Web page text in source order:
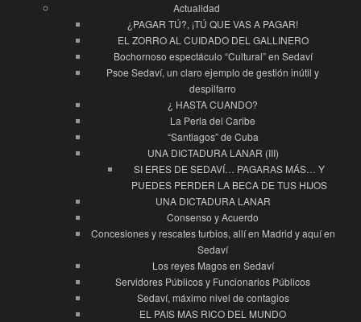
Actualidad
¿PAGAR TÚ?, ¡TÚ QUE VAS A PAGAR!
EL ZORRO AL CUIDADO DEL GALLINERO
Bochornoso espectáculo “Cultural” en Sedaví
Psoe Sedaví, un claro ejemplo de gestión inútil y
despilfarro
¿ HASTA CUANDO?
La Perla del Caribe
“Santiagos” de Cuba
UNA DICTADURA LANAR (III)
SI ERES DE SEDAVÍ… PAGARAS MÁS… Y
PUEDES PERDER LA BECA DE TUS HIJOS
UNA DICTADURA LANAR
Consenso y Acuerdo
Concesiones y rescates turbios, allí en Madrid y aquí en
Sedaví
Los reyes Magos en Sedaví
Servidores Públicos y Funcionarios Públicos
Sedaví, máximo nivel de contagios
EL PAIS MAS RICO DEL MUNDO